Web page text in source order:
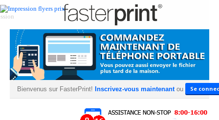
Bienvenus sur FasterPrint! Inscrivez-vous maintenant ou Se